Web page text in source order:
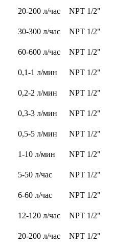
20-200 л/час NPT 1/2"
30-300 л/час NPT 1/2"
60-600 л/час NPT 1/2"
0,1-1 л/мин NPT 1/2"
0,2-2 л/мин NPT 1/2"
0,3-3 л/мин NPT 1/2"
0,5-5 л/мин NPT 1/2"
1-10 л/мин NPT 1/2"
5-50 л/час NPT 1/2"
6-60 л/час NPT 1/2"
12-120 л/час NPT 1/2"
20-200 л/час NPT 1/2"